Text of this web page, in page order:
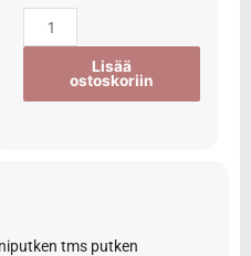
Lisää
ostoskoriin
tms putken